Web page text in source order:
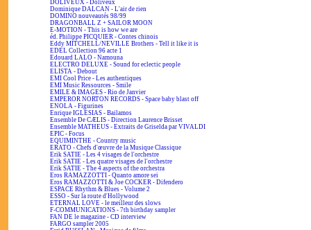
DOLIVEUX - Doliveux
Dominique DALCAN - L'air de rien
DOMINO nouveautés 98/99
DRAGONBALL Z + SAILOR MOON
E-MOTION - This is how we are
éd. Philippe PICQUIER - Contes chinois
Eddy MITCHELL/NEVILLE Brothers - Tell it like it is
EDEL Collection 96 acte 1
Edouard LALO - Namouna
ELECTRO DELUXE - Sound for eclectic people
ELISTA - Debout
EMI Cool Price - Les authentiques
EMI Music Ressources - Smile
EMILE & IMAGES - Rio de Janvier
EMPEROR NORTON RECORDS - Space baby blast off
ENOLA - Figurines
Enrique IGLESIAS - Bailamos
Ensemble De CÆLIS - Direction Laurence Brisset
Ensemble MATHEUS - Extraits de Griselda par VIVALDI
EPIC - Focus
EQUIMINTHE - Country music
ERATO - Chefs d'œuvre de la Musique Classique
Erik SATIE - Les 4 visages de l'orchestre
Erik SATIE - Les quatre visages de l'orchestre
Erik SATIE - The 4 aspects of the orchestra
Eros RAMAZZOTTI - Quanto amore sei
Eros RAMAZZOTTI & Joe COCKER - Difendero
ESPACE Rhythm & Blues - Volume 2
ESSO - Sur la route d'Hollywood
ETERNAL LOVE - le meilleur des slows
F-COMMUNICATIONS - 7th birthday sampler
FAN DE le magazine - CD interview
FARGO sampler 2005